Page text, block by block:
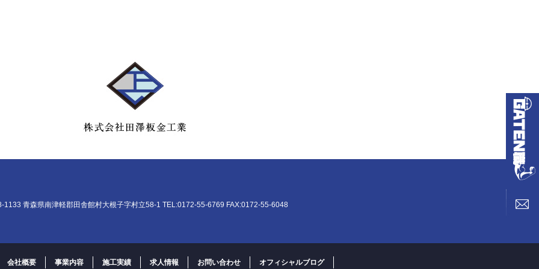
会社概要 事業内容 施工実績 求人情報 お問い合わせ オフィシャルブログ
1133 青森県南津軽郡田舎館村大根子字村立58-1 TEL:0172-55-6769 FAX:0172-55-6048